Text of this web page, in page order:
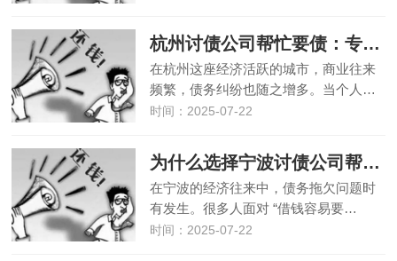
杭州讨债公司帮忙要债：专业服务助您高效解决债务难题
在杭州这座经济活跃的城市，商业往来
频繁，债务纠纷也随之增多。当个人…
时间：2025-07-22
为什么选择宁波讨债公司帮忙要债？4 大核心优势解析
在宁波的经济往来中，债务拖欠问题时
有发生。很多人面对 “借钱容易要…
时间：2025-07-22